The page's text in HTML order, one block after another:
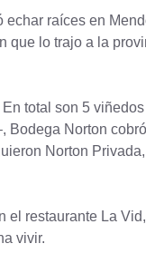
raíces en
que lo trajo a la
total son 5
Bodega Norton
Norton
el restaurante La
vivir.